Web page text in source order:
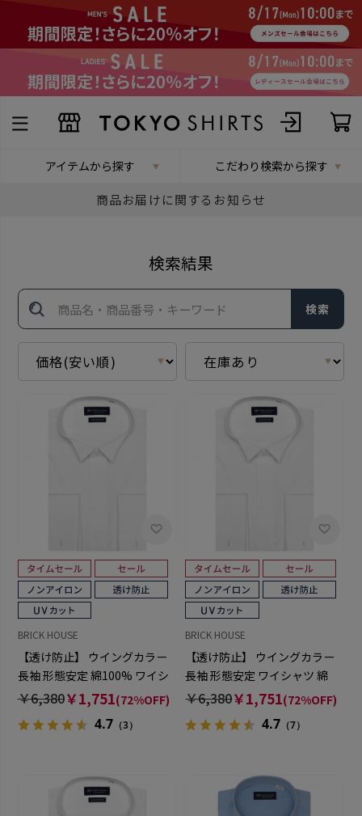
アイテムから探す こだわり検索から探す
商品お届けに関するお知らせ
検索結果
検索
BRICK HOUSE
【透け防止】 ウイングカラー
長袖 形態安定 綿100% ワイシ
ャツ 白無地
￥6,380￥1,751(72%OFF)
4.7（3）
BRICK HOUSE
【透け防止】 ウイングカラー
長袖 形態安定 ワイシャツ 綿
100%
￥6,380￥1,751(72%OFF)
4.7 （7）